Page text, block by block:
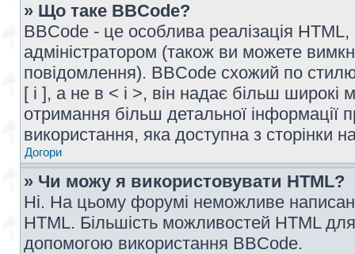
» Що таке BBCode?
BBCode - це особлива реалізація
адміністратором (також ви можете
повідомлення). BBCode схожий по
[ і ], а не в < і >, він надає більш
отримання більш детальної інформації
використання, яка доступна з сторінки
Догори
» Чи можу я використовувати HTML?
Ні. На цьому форумі неможливе
HTML. Більшість можливостей HTML
допомогою використання BBCode.